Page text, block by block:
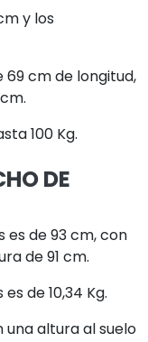
y los
69 cm de longitud,
100 Kg.
DE
es de 93 cm, con
de 91 cm.
de 10,34 Kg.
una altura al suelo